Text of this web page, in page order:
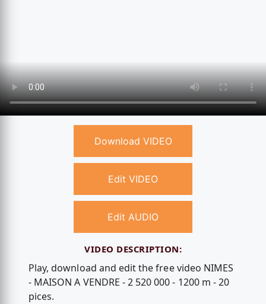
Download VIDEO
Edit VIDEO
Edit AUDIO
VIDEO DESCRIPTION:
Play, download and edit the free video NIMES
- MAISON A VENDRE - 2 520 000 - 1200 m - 20
pices.